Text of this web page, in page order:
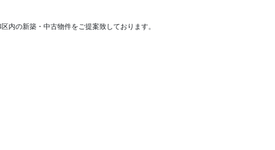
内の新築・中古物件をご提案致しております。